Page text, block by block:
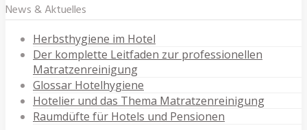
News & Aktuelles
Herbsthygiene im Hotel
Der komplette Leitfaden zur professionellen
Matratzenreinigung
Glossar Hotelhygiene
Hotelier und das Thema Matratzenreinigung
Raumdüfte für Hotels und Pensionen